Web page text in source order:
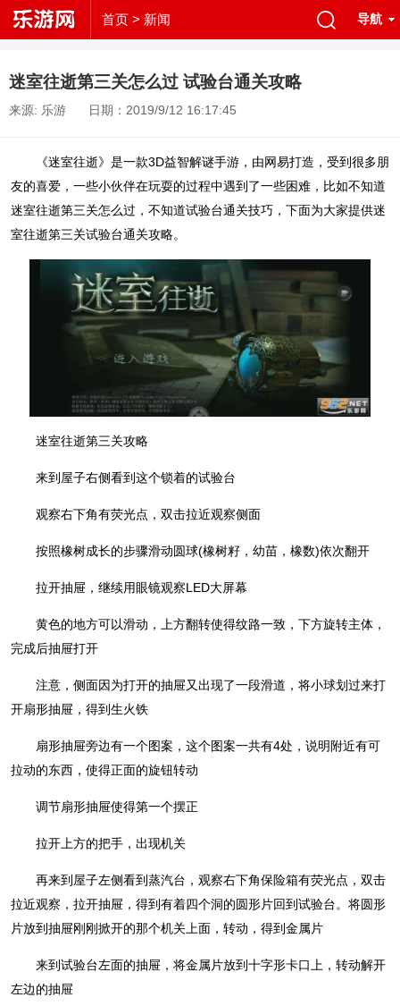
首页 > 新闻 导航
迷室往逝第三关怎么过 试验台通关攻略
来源: 乐游 日期：2019/9/12 16:17:45
《迷室往逝》是一款3D益智解谜手游，由网易打造，受到很多朋
友的喜爱，一些小伙伴在玩耍的过程中遇到了一些困难，比如不知道
迷室往逝第三关怎么过，不知道试验台通关技巧，下面为大家提供迷
室往逝第三关试验台通关攻略。
迷室往逝第三关攻略
来到屋子右侧看到这个锁着的试验台
观察右下角有荧光点，双击拉近观察侧面
按照橡树成长的步骤滑动圆球(橡树籽，幼苗，橡数)依次翻开
拉开抽屉，继续用眼镜观察LED大屏幕
黄色的地方可以滑动，上方翻转使得纹路一致，下方旋转主体，
完成后抽屉打开
注意，侧面因为打开的抽屉又出现了一段滑道，将小球划过来打
开扇形抽屉，得到生火铁
扇形抽屉旁边有一个图案，这个图案一共有4处，说明附近有可
拉动的东西，使得正面的旋钮转动
调节扇形抽屉使得第一个摆正
拉开上方的把手，出现机关
再来到屋子左侧看到蒸汽台，观察右下角保险箱有荧光点，双击
拉近观察，拉开抽屉，得到有着四个洞的圆形片回到试验台。将圆形
片放到抽屉刚刚掀开的那个机关上面，转动，得到金属片
来到试验台左面的抽屉，将金属片放到十字形卡口上，转动解开
左边的抽屉